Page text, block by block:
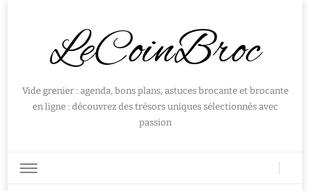
LeCoinBroc
Vide grenier : agenda, bons plans, astuces brocante et brocante
en ligne : découvrez des trésors uniques sélectionnés avec
passion